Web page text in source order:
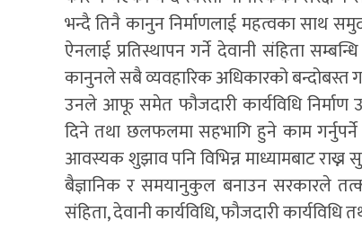
भन्दै तिनै कानुन निर्माणलाई महत्वका साथ
ऐनलाई प्रतिस्थापन गर्ने देवानी संहिता
कानुनले सबै व्यवहारिक अधिकारको
उनले आफू समेत फौजदारी कार्यविधि
दिने तथा छलफलमा सहभागि हुने काम
आवस्यक शुझाव पनि विभिन्न माध्यामबाट
बैज्ञानिक र समयानुकुल बनाउन सरकारले
संहिता, देवानी कार्यविधि, फौजदारी